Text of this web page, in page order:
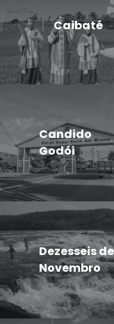
Caibaté
Candido
Godói
Dezesseis de
Novembro